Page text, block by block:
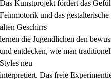
Das Kunstprojekt fördert das
Feinmotorik und das
alten Geschirrs
lernen die Jugendlichen den
und entdecken, wie man
Styles neu
interpretiert. Das freie